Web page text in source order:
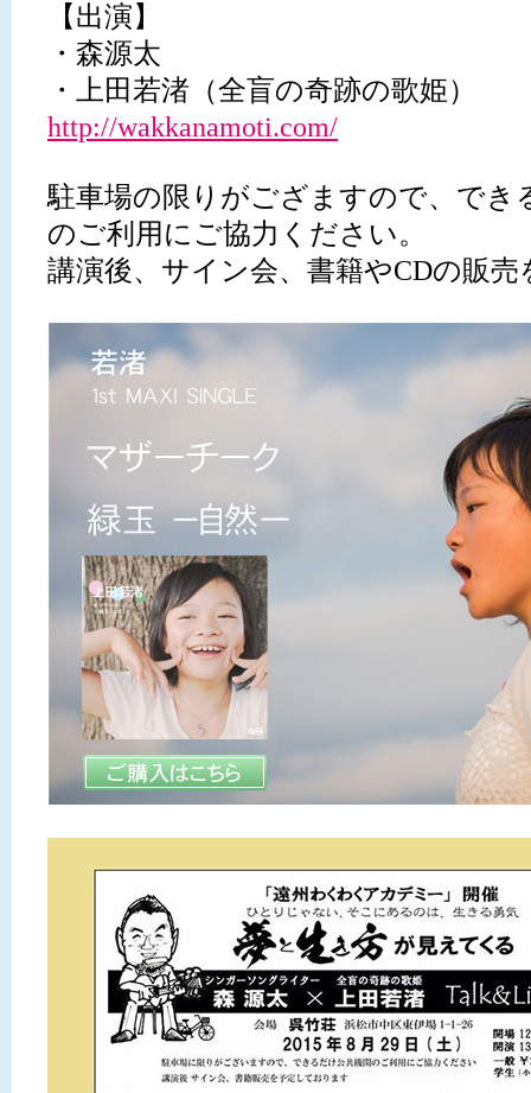
【出演】
・森源太
・上田若渚（全盲の奇跡の歌姫）
http://wakkanamoti.com/
駐車場の限りがござますので、でき
のご利用にご協力ください。
講演後、サイン会、書籍やCDの販